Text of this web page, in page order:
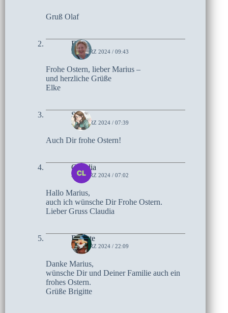
Gruß Olaf
Elke
31. MÄRZ 2024 / 09:43
Frohe Ostern, lieber Marius –
und herzliche Grüße
Elke
Sari
31. MÄRZ 2024 / 07:39
Auch Dir frohe Ostern!
Claudia
31. MÄRZ 2024 / 07:02
Hallo Marius,
auch ich wünsche Dir Frohe Ostern.
Lieber Gruss Claudia
Brigitte
30. MÄRZ 2024 / 22:09
Danke Marius,
wünsche Dir und Deiner Familie auch ein
frohes Ostern.
Grüße Brigitte